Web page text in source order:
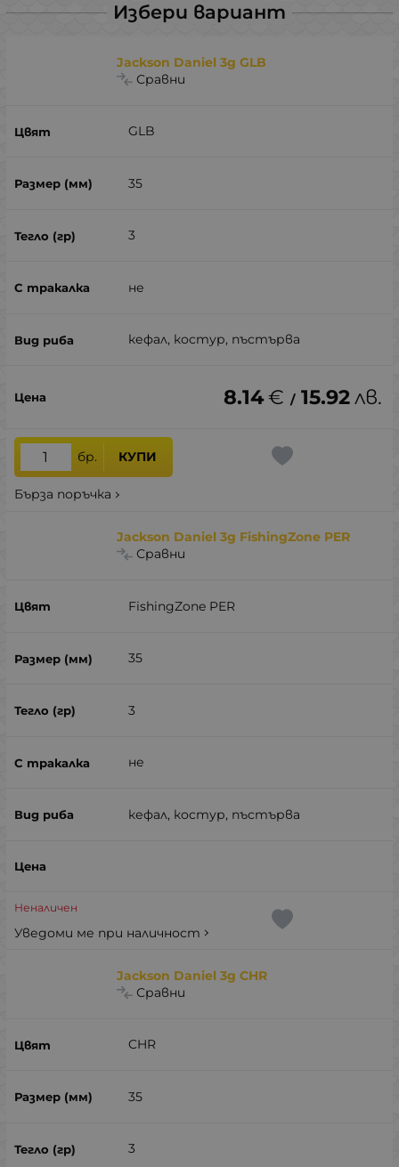
Избери вариант
Jackson Daniel 3g GLB
Сравни
GLB
35
3
не
кефал, костур, пъстърва
8.14€ / 15.92лв.
бр. КУПИ
Бърза поръчка
Jackson Daniel 3g FishingZone PER
Сравни
FishingZone PER
35
3
не
кефал, костур, пъстърва
Неналичен
Уведоми ме при наличност
Jackson Daniel 3g CHR
Сравни
CHR
35
3